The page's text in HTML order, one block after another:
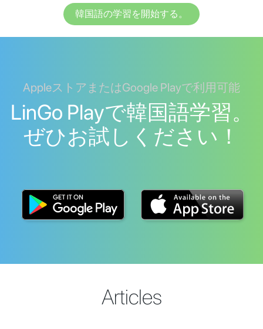
韓国語の学習を開始する。
AppleストアまたはGoogle Playで利用可能
LinGo Playで韓国語学習。
ぜひお試しください！
Articles